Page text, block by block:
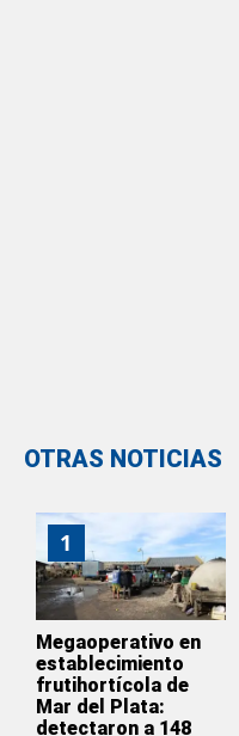
OTRAS NOTICIAS
1
Megaoperativo en
establecimiento
frutihortícola de
Mar del Plata:
detectaron a 148